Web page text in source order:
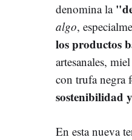
denomina la
algo,
los productos
artesanales,
con trufa negra
sostenibilidad
En esta nueva